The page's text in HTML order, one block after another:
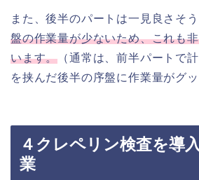
また、後半のパートは一見良さそ
盤の作業量が少ないため、これも
います。 （通常は、前半パートで
を挟んだ後半の序盤に作業量がグ
４クレペリン検査を導
業